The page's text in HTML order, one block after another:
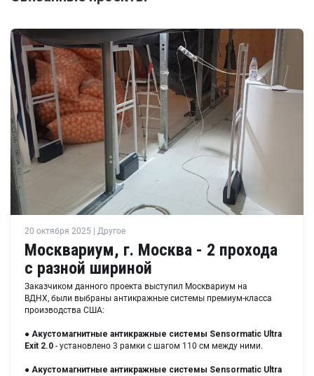
20 октября 2025 | Другое
Москвариум, г. Москва - 2 прохода
с разной шириной
Заказчиком данного проекта выступил Москвариум на
ВДНХ, были выбраны антикражные системы премиум-класса
производства США:
● Акустомагнитные антикражные системы Sensormatic Ultra
Exit 2.0 - установлено 3 рамки с шагом 110 см между ними.
● Акустомагнитные антикражные системы Sensormatic Ultra